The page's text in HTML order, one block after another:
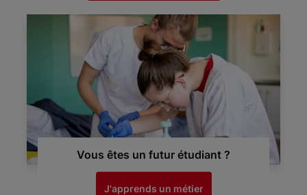
Vous êtes un futur étudiant ?
J'apprends un métier